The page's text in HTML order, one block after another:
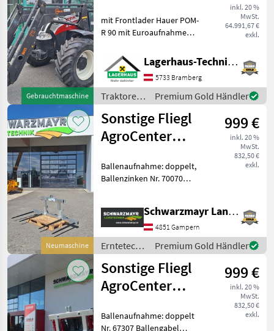
Gebrauchtmaschine
inkl. 20 %
MwSt.
64.991,67 €
exkl.
mit Frontlader Hauer POM-
R 90 mit Euroaufnahme
540/65R34 und 440/65R24
Bereifung, 2 mech. + 2 elekt.
Steuergeräte, hydr.
Bremsventil, guter
Lagerhaus-Technik Bramberg
5733 Bramberg
Traktoren
/ Steyr
Premium Gold Händler
Neumaschine
Sonstige Fliegl
AgroCenter
fach
999 €
inkl. 20 %
MwSt.
832,50 €
exkl.
Ballenaufnahme: doppelt,
Ballenzinken Nr. 70070
verzinkt - Zum Transport
von zwei Rundballen
geeignet - mit s
Schwarzmayr Landtechnik GmbH - Gampern
4851 Gampern
Erntetechnik
Grünland /
Sonstige
Premium Gold Händler
Sonstige Fliegl
AgroCenter
fach
999 €
inkl. 20 %
MwSt.
832,50 €
exkl.
Ballenaufnahme: doppelt
Nr. 67307 Ballengabel